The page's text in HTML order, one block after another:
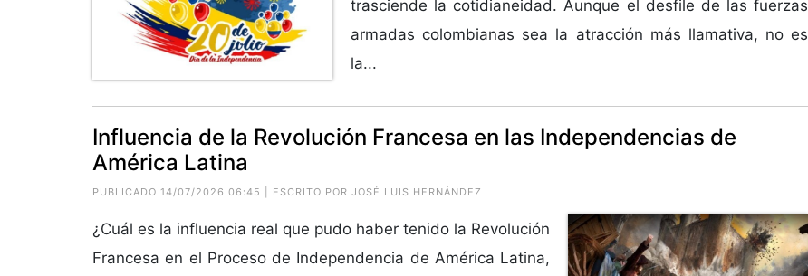
trasciende la cotidianeidad. Aunque el desfile de las fuerzas
armadas colombianas sea la atracción más llamativa, no es
la...
Influencia de la Revolución Francesa en las Independencias de
América Latina
PUBLICADO 14/07/2026 06:45 | ESCRITO POR JOSÉ LUIS HERNÁNDEZ
¿Cuál es la influencia real que pudo haber tenido la Revolución
Francesa en el Proceso de Independencia de América Latina,